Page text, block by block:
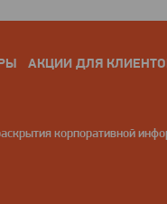
АКЦИИ ДЛЯ
корпоративной